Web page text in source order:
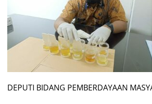
DEPUTI BIDANG PEMBERDAYAAN